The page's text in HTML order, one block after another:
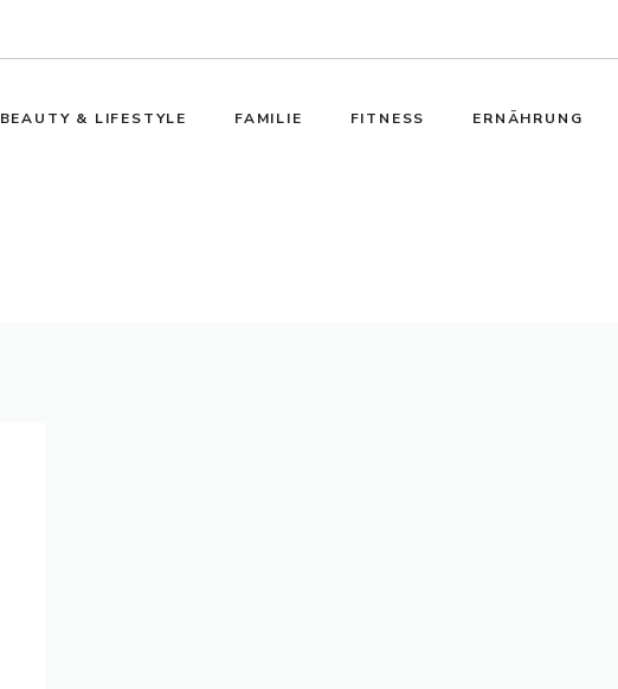
BEAUTY & LIFESTYLE FAMILIE FITNESS ERNÄHRUNG